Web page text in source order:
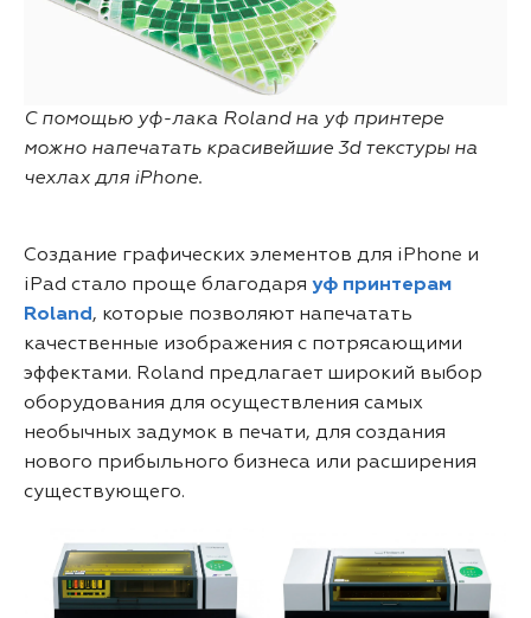
С помощью уф-лака Roland на уф принтере
можно напечатать красивейшие 3d текстуры на
чехлах для iPhone.
Создание графических элементов для iPhone и
iPad стало проще благодаря уф принтерам
Roland , которые позволяют напечатать
качественные изображения с потрясающими
эффектами. Roland предлагает широкий выбор
оборудования для осуществления самых
необычных задумок в печати, для создания
нового прибыльного бизнеса или расширения
существующего.